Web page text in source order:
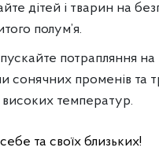
дітей і тварин на
полум’я.
потрапляння на
сонячних променів та
високих температур.
та своїх близьких!